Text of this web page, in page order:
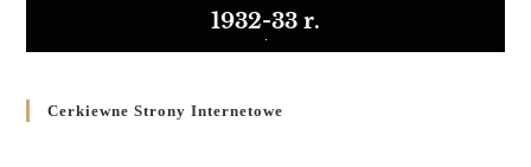
1932-33 r.
Cerkiewne Strony Internetowe